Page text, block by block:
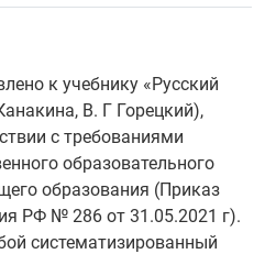
к учебнику «Русский
В. Г Горецкий),
с требованиями
образовательного
образования (Приказ
РФ № 286 от 31.05.2021 г).
систематизированный